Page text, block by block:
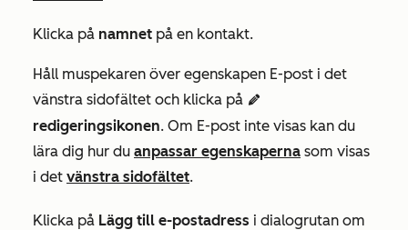
Klicka på namnet på en kontakt.
Håll muspekaren över egenskapen E-post i det
vänstra sidofältet och klicka på edit
redigeringsikonen. Om E-post inte visas kan du
lära dig hur du anpassar egenskaperna som visas
i det vänstra sidofältet.
Klicka på Lägg till e-postadress i dialogrutan om